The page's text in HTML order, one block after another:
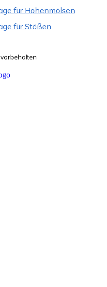
für Hohenmölsen
für Stößen